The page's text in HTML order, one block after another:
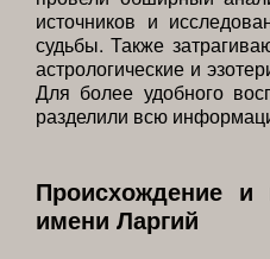
источников и
судьбы. Также
астрологические и
Для более удобного
разделили всю
Происхождение и
имени Ларгий